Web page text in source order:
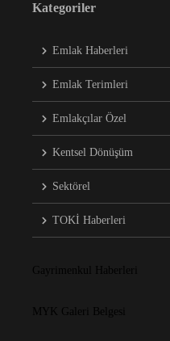
Kategoriler
Emlak Haberleri
Emlak Terimleri
Emlakçılar Özel
Kentsel Dönüşüm
Sektörel
TOKİ Haberleri
Gayrimenkul Haberleri
MYK Galeri Belgesi